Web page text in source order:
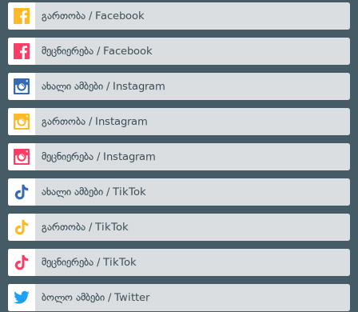
გართობა / Facebook
მეცნიერება / Facebook
ახალი ამბები / Instagram
გართობა / Instagram
მეცნიერება / Instagram
ახალი ამბები / TikTok
გართობა / TikTok
მეცნიერება / TikTok
ბოლო ამბები / Twitter